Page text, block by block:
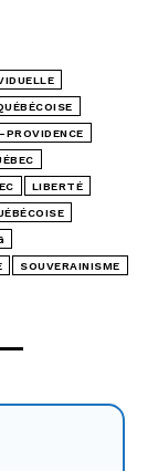
PROVIDENCE
LIBERTÉ
SOUVERAINISME